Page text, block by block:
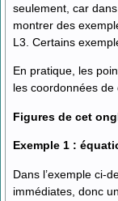
seulement, car
montrer des
L3. Certains
En pratique, les
les coordonnées
Figures de cet
Exemple 1 :
Dans l’exemple ci-
immédiates, donc